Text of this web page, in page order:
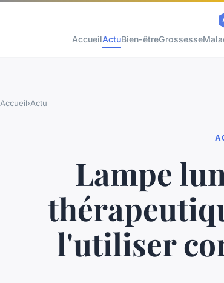
AccueilActuBien-êtreGrossesse
Accueil›Actu
Lampe
l'utiliser